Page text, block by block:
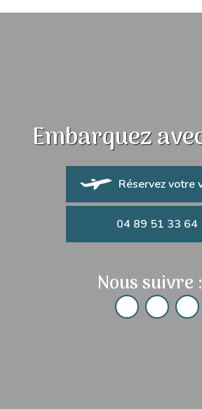
Embarquez
Réservez votre
04 89 51 33 64
Nous suivre :